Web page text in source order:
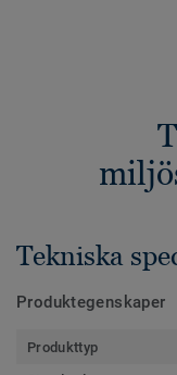
Tekniska
Produktegenskaper
Produkttyp